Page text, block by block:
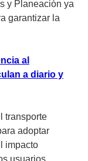
y Planeación ya
garantizar la
al
a diario y
transporte
adoptar
impacto
usuarios.